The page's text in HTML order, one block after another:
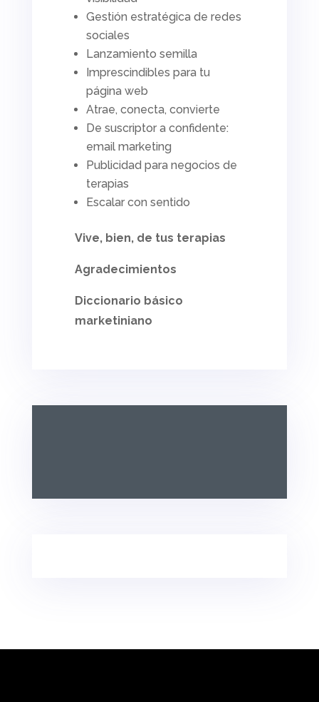
Gestión estratégica de redes
sociales
Lanzamiento semilla
Imprescindibles para tu
página web
Atrae, conecta, convierte
De suscriptor a confidente:
email marketing
Publicidad para negocios de
terapias
Escalar con sentido
Vive, bien, de tus terapias
Agradecimientos
Diccionario básico
marketiniano